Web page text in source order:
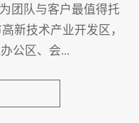
团队与客户最值得托
新技术产业开发区，
公区、会...